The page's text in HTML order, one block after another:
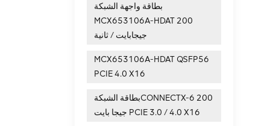
بطاقة واجهة الشبكة
MCX653106A-HDAT 200
جيجابايت / ثانية
MCX653106A-HDAT QSFP56
PCIE 4.0 X16
بطاقة الشبكةCONNECTX-6 200
جيجا بايت PCIE 3.0 / 4.0 X16